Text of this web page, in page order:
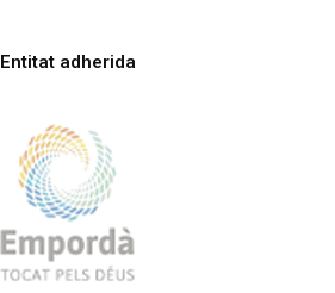
Entitat adherida